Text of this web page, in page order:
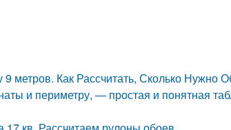
метров. Как Рассчитать, Сколько Нужно
и периметру, — простая и понятная